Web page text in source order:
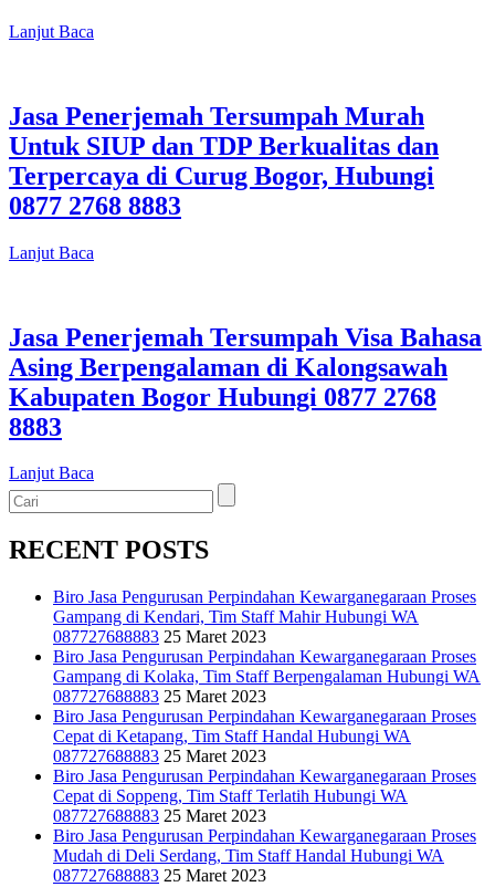
Lanjut Baca
Jasa Penerjemah Tersumpah Murah
Untuk SIUP dan TDP Berkualitas dan
Terpercaya di Curug Bogor, Hubungi
0877 2768 8883
Lanjut Baca
Jasa Penerjemah Tersumpah Visa Bahasa
Asing Berpengalaman di Kalongsawah
Kabupaten Bogor Hubungi 0877 2768
8883
Lanjut Baca
RECENT POSTS
Biro Jasa Pengurusan Perpindahan Kewarganegaraan Proses
Gampang di Kendari, Tim Staff Mahir Hubungi WA
087727688883 25 Maret 2023
Biro Jasa Pengurusan Perpindahan Kewarganegaraan Proses
Gampang di Kolaka, Tim Staff Berpengalaman Hubungi WA
087727688883 25 Maret 2023
Biro Jasa Pengurusan Perpindahan Kewarganegaraan Proses
Cepat di Ketapang, Tim Staff Handal Hubungi WA
087727688883 25 Maret 2023
Biro Jasa Pengurusan Perpindahan Kewarganegaraan Proses
Cepat di Soppeng, Tim Staff Terlatih Hubungi WA
087727688883 25 Maret 2023
Biro Jasa Pengurusan Perpindahan Kewarganegaraan Proses
Mudah di Deli Serdang, Tim Staff Handal Hubungi WA
087727688883 25 Maret 2023